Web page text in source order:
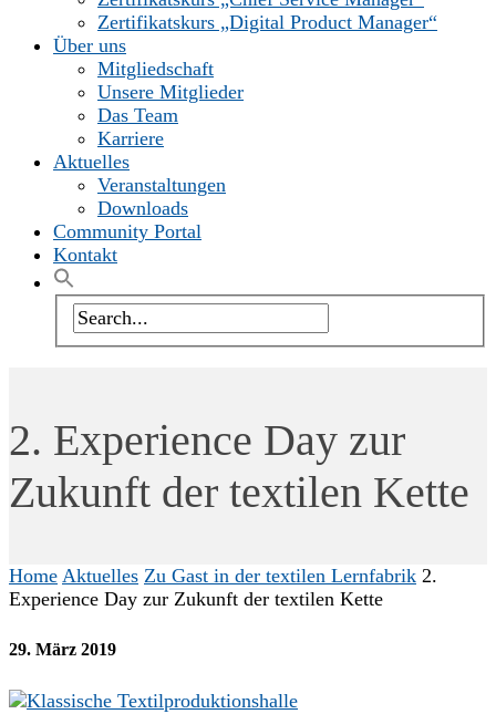
Zertifikatskurs „Digital Product Manager“
Über uns
Mitgliedschaft
Unsere Mitglieder
Das Team
Karriere
Aktuelles
Veranstaltungen
Downloads
Community Portal
Kontakt
2. Experience Day zur
Zukunft der textilen Kette
Home Aktuelles Zu Gast in der textilen Lernfabrik 2.
Experience Day zur Zukunft der textilen Kette
29. März 2019